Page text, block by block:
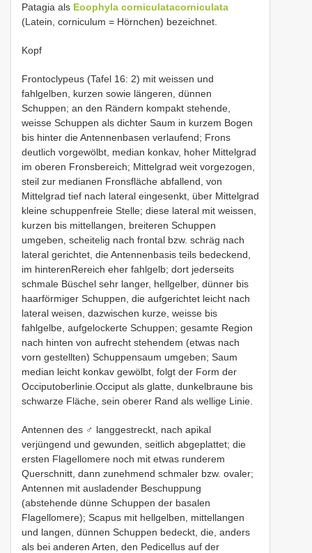
Patagia als Eoophyla corniculatacorniculata
(Latein, corniculum = Hörnchen) bezeichnet.
Kopf
Frontoclypeus (Tafel 16: 2) mit weissen und
fahlgelben, kurzen sowie längeren, dünnen
Schuppen; an den Rändern kompakt stehende,
weisse Schuppen als dichter Saum in kurzem Bogen
bis hinter die Antennenbasen verlaufend; Frons
deutlich vorgewölbt, median konkav, hoher Mittelgrad
im oberen Fronsbereich; Mittelgrad weit vorgezogen,
steil zur medianen Fronsfläche abfallend, von
Mittelgrad tief nach lateral eingesenkt, über Mittelgrad
kleine schuppenfreie Stelle; diese lateral mit weissen,
kurzen bis mittellangen, breiteren Schuppen
umgeben, scheitelig nach frontal bzw. schräg nach
lateral gerichtet, die Antennenbasis teils bedeckend,
im hinterenRereich eher fahlgelb; dort jederseits
schmale Büschel sehr langer, hellgelber, dünner bis
haarförmiger Schuppen, die aufgerichtet leicht nach
lateral weisen, dazwischen kurze, weisse bis
fahlgelbe, aufgelockerte Schuppen; gesamte Region
nach hinten von aufrecht stehendem (etwas nach
vorn gestellten) Schuppensaum umgeben; Saum
median leicht konkav gewölbt, folgt der Form der
Occiputoberlinie.Occiput als glatte, dunkelbraune bis
schwarze Fläche, sein oberer Rand als wellige Linie.
Antennen des ♂ langgestreckt, nach apikal
verjüngend und gewunden, seitlich abgeplattet; die
ersten Flagellomere noch mit etwas runderem
Querschnitt, dann zunehmend schmaler bzw. ovaler;
Antennen mit ausladender Beschuppung
(abstehende dünne Schuppen der basalen
Flagellomere); Scapus mit hellgelben, mittellangen
und langen, dünnen Schuppen bedeckt, die, anders
als bei anderen Arten, den Pedicellus auf der